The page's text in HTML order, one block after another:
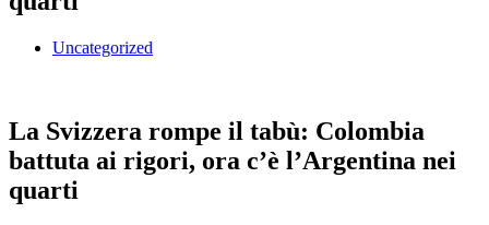
Uncategorized
La Svizzera rompe il tabù: Colombia
battuta ai rigori, ora c’è l’Argentina nei
quarti